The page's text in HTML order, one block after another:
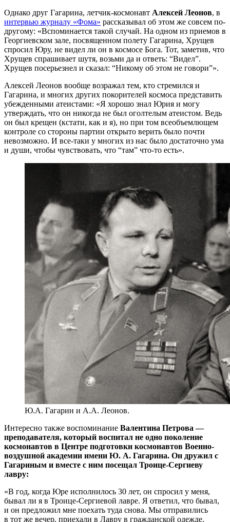
Однако друг Гагарина, летчик-космонавт Алексей Леонов, в
интервью журналу «Фома» рассказывал об этом же совсем по-
другому: «Вспоминается такой случай. На одном из приемов в
Георгиевском зале, посвященном полету Гагарина, Хрущев
спросил Юру, не видел ли он в космосе Бога. Тот, заметив, что
Хрущев спрашивает шутя, возьми да и ответь: “Видел”.
Хрущев посерьезнел и сказал: “Никому об этом не говори”».
Алексей Леонов вообще возражал тем, кто стремился и
Гагарина, и многих других покорителей космоса представить
убежденными атеистами: «Я хорошо знал Юрия и могу
утверждать, что он никогда не был оголтелым атеистом. Ведь
он был крещен (кстати, как и я), но при том всеобъемлющем
контроле со стороны партии открыто верить было почти
невозможно. И все-таки у многих из нас было достаточно ума
и души, чтобы чувствовать, что “там” что-то есть».
Ю.А. Гагарин и А.А. Леонов.
Интересно также воспоминание Валентина Петрова —
преподавателя, который воспитал не одно поколение
космонавтов в Центре подготовки космонавтов Военно-
воздушной академии имени Ю. А. Гагарина. Он дружил с
Гагариным и вместе с ним посещал Троице-Сергиеву
лавру:
«В год, когда Юре исполнилось 30 лет, он спросил у меня,
бывал ли я в Троице-Сергиевой лавре. Я ответил, что бывал,
и он предложил мне поехать туда снова. Мы отправились
в тот же вечер, приехали в Лавру в гражданской одежде,